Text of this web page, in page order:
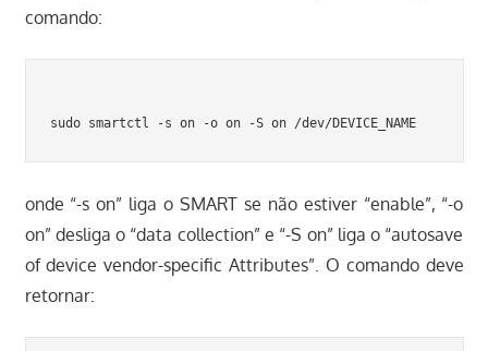
comando:
onde “-s on” liga o SMART se não estiver “enable”, “-o
on” desliga o “data collection” e “-S on” liga o “autosave
of device vendor-specific Attributes”. O comando deve
retornar: